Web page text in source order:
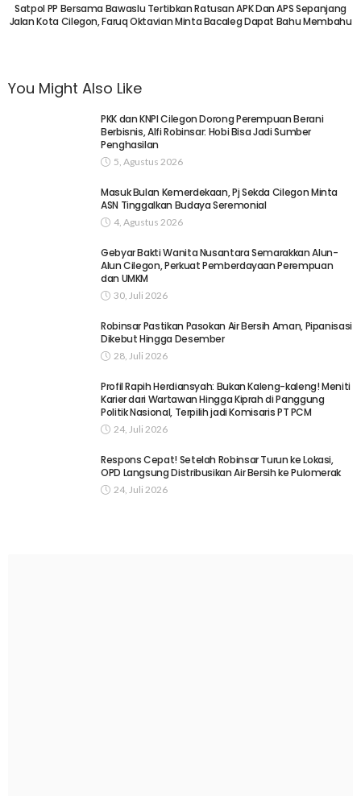
Satpol PP Bersama Bawaslu Tertibkan Ratusan APK Dan APS Sepanjang
Jalan Kota Cilegon, Faruq Oktavian Minta Bacaleg Dapat Bahu Membahu
You Might Also Like
PKK dan KNPI Cilegon Dorong Perempuan Berani
Berbisnis, Alfi Robinsar: Hobi Bisa Jadi Sumber
Penghasilan
5, Agustus 2026
Masuk Bulan Kemerdekaan, Pj Sekda Cilegon Minta
ASN Tinggalkan Budaya Seremonial
4, Agustus 2026
Gebyar Bakti Wanita Nusantara Semarakkan Alun-
Alun Cilegon, Perkuat Pemberdayaan Perempuan
dan UMKM
30, Juli 2026
Robinsar Pastikan Pasokan Air Bersih Aman, Pipanisasi
Dikebut Hingga Desember
28, Juli 2026
Profil Rapih Herdiansyah: Bukan Kaleng-kaleng! Meniti
Karier dari Wartawan Hingga Kiprah di Panggung
Politik Nasional, Terpilih jadi Komisaris PT PCM
24, Juli 2026
Respons Cepat! Setelah Robinsar Turun ke Lokasi,
OPD Langsung Distribusikan Air Bersih ke Pulomerak
24, Juli 2026